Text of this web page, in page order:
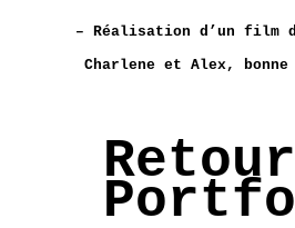
– Réalisation d’un film
Charlene et Alex,